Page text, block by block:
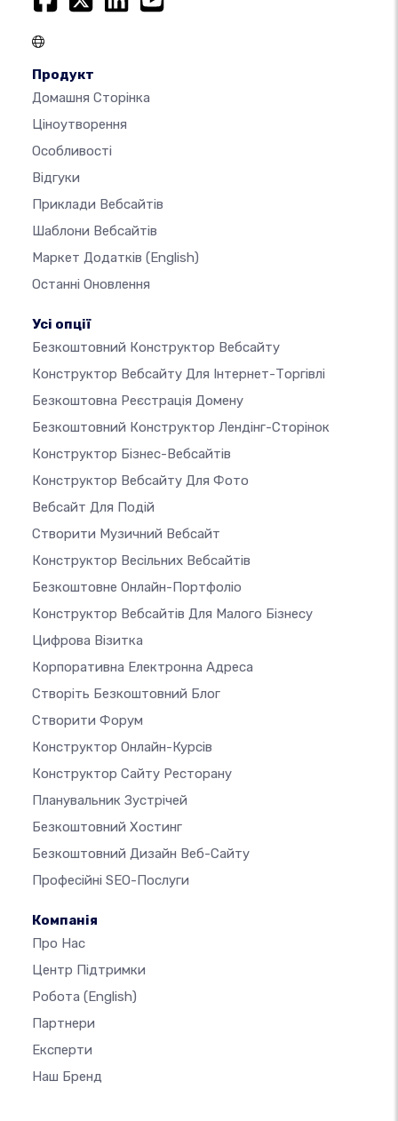
Продукт
Домашня Сторінка
Ціноутворення
Особливості
Відгуки
Приклади Вебсайтів
Шаблони Вебсайтів
Маркет Додатків (English)
Останні Оновлення
Усі опції
Безкоштовний Конструктор Вебсайту
Конструктор Вебсайту Для Інтернет-Торгівлі
Безкоштовна Реєстрація Домену
Безкоштовний Конструктор Лендінг-Сторінок
Конструктор Бізнес-Вебсайтів
Конструктор Вебсайту Для Фото
Вебсайт Для Подій
Створити Музичний Вебсайт
Конструктор Весільних Вебсайтів
Безкоштовне Онлайн-Портфоліо
Конструктор Вебсайтів Для Малого Бізнесу
Цифрова Візитка
Корпоративна Електронна Адреса
Створіть Безкоштовний Блог
Створити Форум
Конструктор Онлайн-Курсів
Конструктор Сайту Ресторану
Планувальник Зустрічей
Безкоштовний Хостинг
Безкоштовний Дизайн Веб-Сайту
Професійні SEO-Послуги
Компанія
Про Нас
Центр Підтримки
Робота (English)
Партнери
Експерти
Наш Бренд